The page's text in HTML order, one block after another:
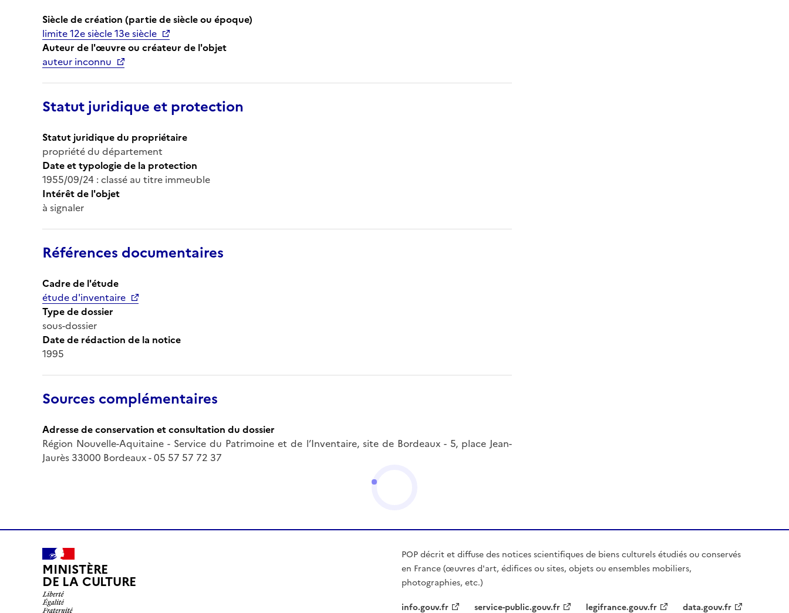
Siècle de création (partie de siècle ou époque)
limite 12e siècle 13e siècle
Auteur de l'œuvre ou créateur de l'objet
auteur inconnu
Statut juridique et protection
Statut juridique du propriétaire
propriété du département
Date et typologie de la protection
1955/09/24 : classé au titre immeuble
Intérêt de l'objet
à signaler
Références documentaires
Cadre de l'étude
étude d'inventaire
Type de dossier
sous-dossier
Date de rédaction de la notice
1995
Sources complémentaires
Adresse de conservation et consultation du dossier
Région Nouvelle-Aquitaine - Service du Patrimoine et de l’Inventaire, site de Bordeaux - 5, place Jean-
Jaurès 33000 Bordeaux - 05 57 57 72 37
MINISTÈRE
DE LA CULTURE
POP décrit et diffuse des notices scientifiques de biens culturels étudiés ou conservés
en France (œuvres d'art, édifices ou sites, objets ou ensembles mobiliers,
photographies, etc.)
info.gouv.fr
service-public.gouv.fr legifrance.gouv.fr data.gouv.fr